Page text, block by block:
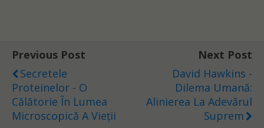
Previous Post
Secretele
Proteinelor - O
Călătorie În Lumea
Microscopică A Vieții
Next Post
David Hawkins -
Dilema Umană:
Alinierea La Adevărul
Suprem